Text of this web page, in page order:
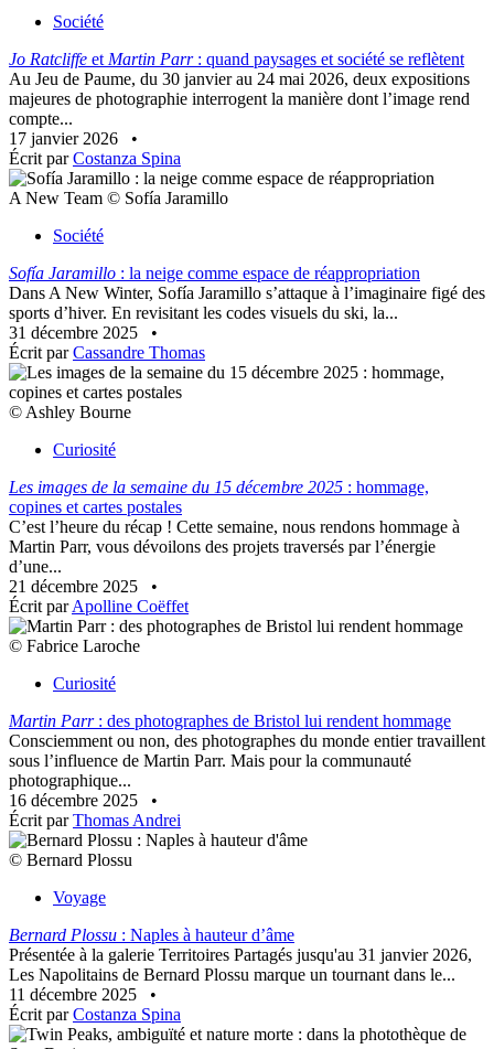
Société
Jo Ratcliffe et Martin Parr: quand paysages et société se reflètent
Au Jeu de Paume, du 30 janvier au 24 mai 2026, deux expositions
majeures de photographie interrogent la manière dont l’image rend
compte...
17 janvier 2026
•
Écrit parCostanza Spina
A New Team © Sofía Jaramillo
Société
Sofía Jaramillo : la neige comme espace de réappropriation
Dans A New Winter, Sofía Jaramillo s’attaque à l’imaginaire figé des
sports d’hiver. En revisitant les codes visuels du ski, la...
31 décembre 2025
•
Écrit parCassandre Thomas
© Ashley Bourne
Curiosité
Les images de la semaine du 15 décembre 2025 : hommage,
copines et cartes postales
C’est l’heure du récap ! Cette semaine, nous rendons hommage à
Martin Parr, vous dévoilons des projets traversés par l’énergie
d’une...
21 décembre 2025
•
Écrit parApolline Coëffet
© Fabrice Laroche
Curiosité
Martin Parr: des photographes de Bristol lui rendent hommage
Consciemment ou non, des photographes du monde entier travaillent
sous l’influence de Martin Parr. Mais pour la communauté
photographique...
16 décembre 2025
•
Écrit parThomas Andrei
© Bernard Plossu
Voyage
Bernard Plossu : Naples à hauteur d’âme
Présentée à la galerie Territoires Partagés jusqu'au 31 janvier 2026,
Les Napolitains de Bernard Plossu marque un tournant dans le...
11 décembre 2025
•
Écrit parCostanza Spina